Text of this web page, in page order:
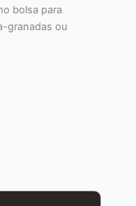
bolsa para
granadas ou